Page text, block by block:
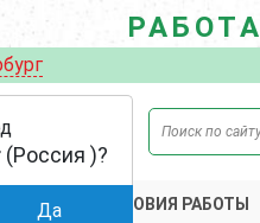
АКЦИИ УСЛОВИЯ РАБОТЫ
(Россия )?
Да